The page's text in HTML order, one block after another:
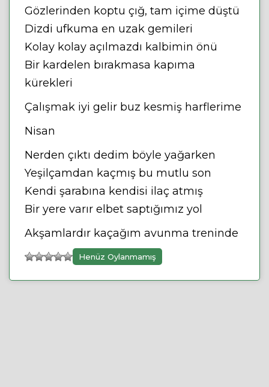
Gözlerinden koptu çığ, tam içime düştü
Dizdi ufkuma en uzak gemileri
Kolay kolay açılmazdı kalbimin önü
Bir kardelen bırakmasa kapıma
kürekleri
Çalışmak iyi gelir buz kesmiş harflerime
Nisan
Nerden çıktı dedim böyle yağarken
Yeşilçamdan kaçmış bu mutlu son
Kendi şarabına kendisi ilaç atmış
Bir yere varır elbet saptığımız yol
Akşamlardır kaçağım avunma treninde
Henüz Oylanmamış